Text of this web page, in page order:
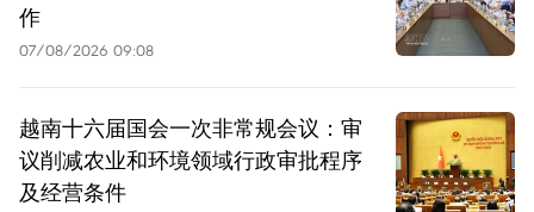
作
07/08/2026 09:08
越南十六届国会一次非常规会议：审
议削减农业和环境领域行政审批程序
及经营条件